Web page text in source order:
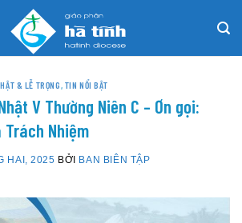
& LỄ TRỌNG, TIN NỔI BẬT
V Thường Niên C – Ơn gọi:
Trách Nhiệm
HAI, 2025 BỞI BAN BIÊN TẬP